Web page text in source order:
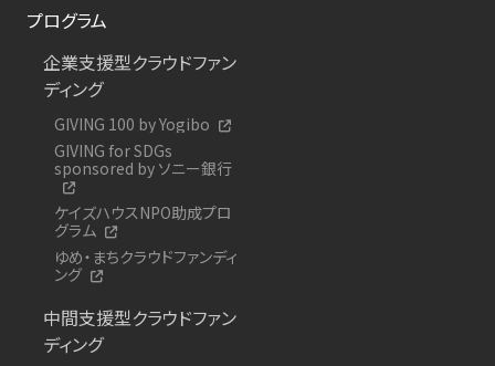
プログラム
企業支援型クラウドファン
ディング
GIVING 100 by Yogibo
GIVING for SDGs
sponsored by ソニー銀行
ケイズハウスNPO助成プロ
グラム
ゆめ・まちクラウドファンディ
ング
中間支援型クラウドファン
ディング